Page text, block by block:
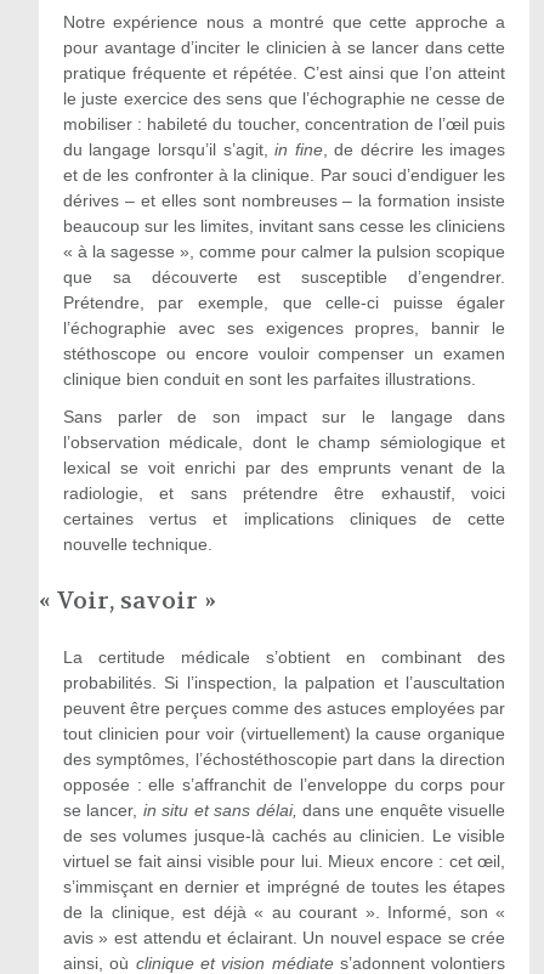
Notre expérience nous a montré que cette approche a
pour avantage d’inciter le clinicien à se lancer dans cette
pratique fréquente et répétée. C’est ainsi que l’on atteint
le juste exercice des sens que l’échographie ne cesse de
mobiliser : habileté du toucher, concentration de l’œil puis
du langage lorsqu’il s’agit,in fine, de décrire les images
et de les confronter à la clinique. Par souci d’endiguer les
dérives – et elles sont nombreuses – la formation insiste
beaucoup sur les limites, invitant sans cesse les cliniciens
« à la sagesse », comme pour calmer la pulsion scopique
que sa découverte est susceptible d’engendrer.
Prétendre, par exemple, que celle-ci puisse égaler
l’échographie avec ses exigences propres, bannir le
stéthoscope ou encore vouloir compenser un examen
clinique bien conduit en sont les parfaites illustrations.
Sans parler de son impact sur le langage dans
l’observation médicale, dont le champ sémiologique et
lexical se voit enrichi par des emprunts venant de la
radiologie, et sans prétendre être exhaustif, voici
certaines vertus et implications cliniques de cette
nouvelle technique.
« Voir, savoir »
La certitude médicale s’obtient en combinant des
probabilités. Si l’inspection, la palpation et l’auscultation
peuvent être perçues comme des astuces employées par
tout clinicien pour voir (virtuellement) la cause organique
des symptômes, l’échostéthoscopie part dans la direction
opposée : elle s’affranchit de l’enveloppe du corps pour
se lancer, in situ et sans délai, dans une enquête visuelle
de ses volumes jusque-là cachés au clinicien. Le visible
virtuel se fait ainsi visible pour lui. Mieux encore : cet œil,
s’immisçant en dernier et imprégné de toutes les étapes
de la clinique, est déjà « au courant ». Informé, son «
avis » est attendu et éclairant. Un nouvel espace se crée
ainsi, où clinique et vision médiates’adonnent volontiers